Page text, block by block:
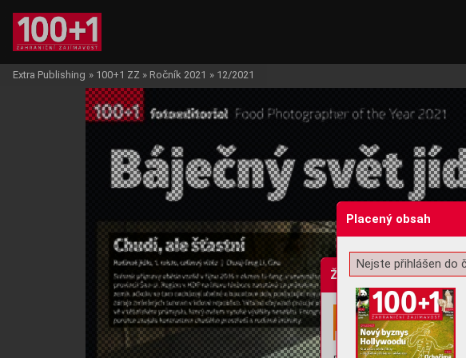
Žádost o souhlas s
Extra Publishing » 100+1 ZZ » Ročník 2021 » 12/2021
Placený obsah
Nejste přihlášen do